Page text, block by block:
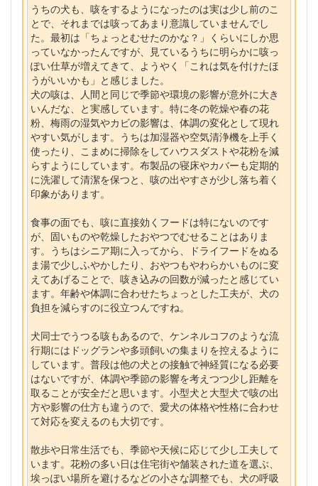
うちの犬も、咳をするようになったのは実は少し前のこ
とで、それまでは咳ってあまり意識していませんでし
た。最初は「ちょっとむせたのかな？」くらいにしか思
っていなかったんですが、見ているうちに明らかに咳っ
ぽい仕草が増えてきて、ようやく「これは気を付けたほ
うがいいかも」と感じました。
犬の咳は、人間と同じで季節や環境の影響が意外に大き
いんだな、と実感しています。特に冬の乾燥や春の花
粉、梅雨の湿気やカビの影響は、体調の変化として現れ
やすい気がします。うちは加湿器や空気清浄機を上手く
使ったり、こまめに掃除をしてハウスダストや花粉を減
らすようにしています。布製品の寝床やカバーも定期的
に洗濯して清潔を保つと、咳の出やすさが少し落ち着く
印象があります。
食事の面でも、咳に直接効くフードは特にないのです
が、固いものや乾燥したおやつでむせることはありま
す。うちはシニア期に入ってから、ドライフードをぬる
ま湯で少しふやかしたり、おやつもやわらかいものに変
えてあげることで、咳き込みの回数が減ったと感じてい
ます。年齢や体調に合わせたちょっとした工夫が、犬の
負担を減らすのに役立つんですね。
犬同士でうつる咳もあるので、ケンネルコフのような流
行期にはドッグランや多頭飼いの集まりを控えるように
しています。普段は他の犬との接触で神経質になる必要
はないですが、体調や季節の影響を考えつつ少し距離を
取ることが安全だと思います。小型犬と大型犬で咳の出
方や影響の仕方も違うので、愛犬の体格や性格に合わせ
て対応を変えるのも大切です。
散歩や日常生活でも、季節や天候に応じて少し工夫して
います。花粉の多い日は住宅街や舗装された道を選ぶ、
埃っぽい場所を避けるなどの小さな調整でも、犬の呼吸